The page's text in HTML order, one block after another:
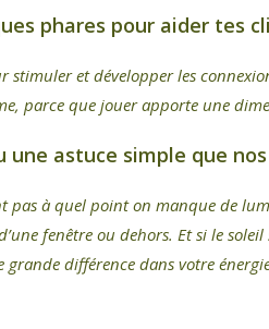
phares pour aider tes
stimuler et développer les
parce que jouer apporte une
une astuce simple que
pas à quel point on manque de
fenêtre ou dehors. Et si le
différence dans votre